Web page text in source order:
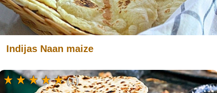
Indijas Naan maize
(1)